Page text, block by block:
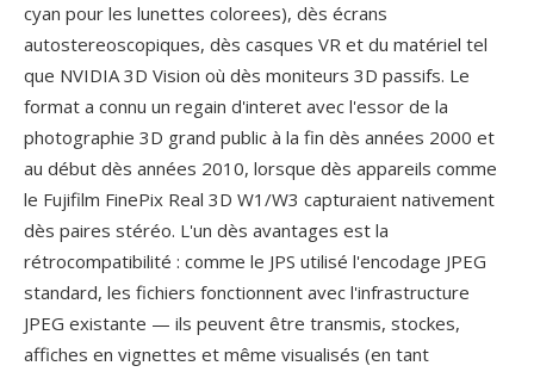
cyan pour les lunettes colorees), dès écrans
autostereoscopiques, dès casques VR et du matériel tel
que NVIDIA 3D Vision où dès moniteurs 3D passifs. Le
format a connu un regain d'interet avec l'essor de la
photographie 3D grand public à la fin dès années 2000 et
au début dès années 2010, lorsque dès appareils comme
le Fujifilm FinePix Real 3D W1/W3 capturaient nativement
dès paires stéréo. L'un dès avantages est la
rétrocompatibilité : comme le JPS utilisé l'encodage JPEG
standard, les fichiers fonctionnent avec l'infrastructure
JPEG existante — ils peuvent être transmis, stockes,
affiches en vignettes et même visualisés (en tant